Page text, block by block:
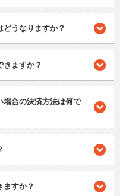
うなりますか？
きますか？
場合の決済方法は何で
ますか？